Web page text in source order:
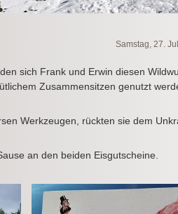
Samstag, 27.
sich Frank und Erwin diesen
Zusammensitzen genutzt
Werkzeugen, rückten sie dem
an den beiden Eisgutscheine.